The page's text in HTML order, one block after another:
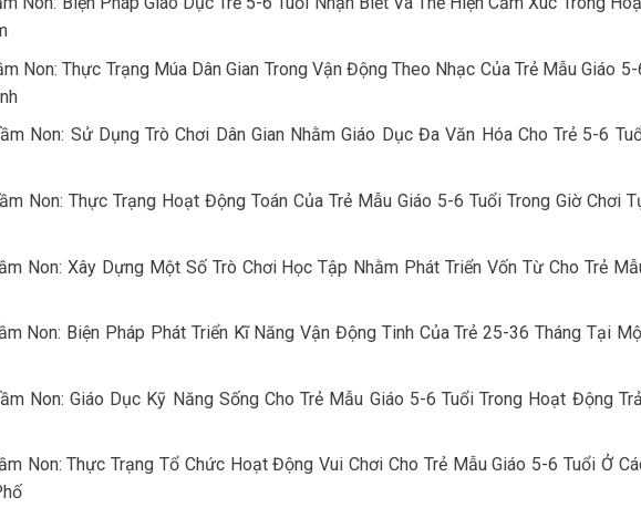
Non: Thực Trạng Múa Dân Gian Trong Vận Động Theo Nhạc Của Trẻ Mẫu Giáo 5-
Non: Sử Dụng Trò Chơi Dân Gian Nhằm Giáo Dục Đa Văn Hóa Cho Trẻ 5-6
Non: Thực Trạng Hoạt Động Toán Của Trẻ Mẫu Giáo 5-6 Tuổi Trong Giờ Chơi
Non: Xây Dựng Một Số Trò Chơi Học Tập Nhằm Phát Triển Vốn Từ Cho Trẻ
Non: Biện Pháp Phát Triển Kĩ Năng Vận Động Tinh Của Trẻ 25-36 Tháng Tại
Non: Giáo Dục Kỹ Năng Sống Cho Trẻ Mẫu Giáo 5-6 Tuổi Trong Hoạt Động
Non: Thực Trạng Tổ Chức Hoạt Động Vui Chơi Cho Trẻ Mẫu Giáo 5-6 Tuổi Ở